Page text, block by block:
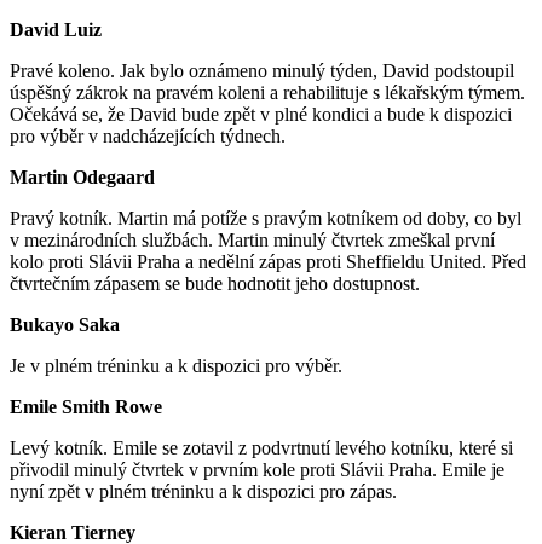
David Luiz
Pravé koleno. Jak bylo oznámeno minulý týden, David podstoupil
úspěšný zákrok na pravém koleni a rehabilituje s lékařským týmem.
Očekává se, že David bude zpět v plné kondici a bude k dispozici
pro výběr v nadcházejících týdnech.
Martin Odegaard
Pravý kotník. Martin má potíže s pravým kotníkem od doby, co byl
v mezinárodních službách. Martin minulý čtvrtek zmeškal první
kolo proti Slávii Praha a nedělní zápas proti Sheffieldu United. Před
čtvrtečním zápasem se bude hodnotit jeho dostupnost.
Bukayo Saka
Je v plném tréninku a k dispozici pro výběr.
Emile Smith Rowe
Levý kotník. Emile se zotavil z podvrtnutí levého kotníku, které si
přivodil minulý čtvrtek v prvním kole proti Slávii Praha. Emile je
nyní zpět v plném tréninku a k dispozici pro zápas.
Kieran Tierney